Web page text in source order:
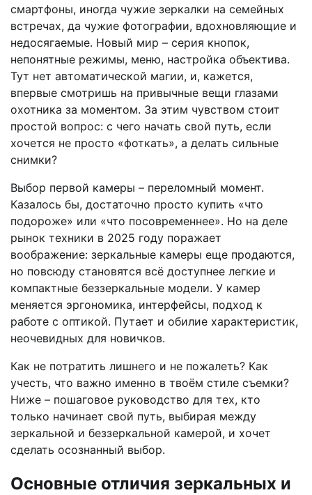
смартфоны, иногда чужие зеркалки на семейных
встречах, да чужие фотографии, вдохновляющие и
недосягаемые. Новый мир – серия кнопок,
непонятные режимы, меню, настройка объектива.
Тут нет автоматической магии, и, кажется,
впервые смотришь на привычные вещи глазами
охотника за моментом. За этим чувством стоит
простой вопрос: с чего начать свой путь, если
хочется не просто «фоткать», а делать сильные
снимки?
Выбор первой камеры – переломный момент.
Казалось бы, достаточно просто купить «что
подороже» или «что посовременнее». Но на деле
рынок техники в 2025 году поражает
воображение: зеркальные камеры еще продаются,
но повсюду становятся всё доступнее легкие и
компактные беззеркальные модели. У камер
меняется эргономика, интерфейсы, подход к
работе с оптикой. Путает и обилие характеристик,
неочевидных для новичков.
Как не потратить лишнего и не пожалеть? Как
учесть, что важно именно в твоём стиле съемки?
Ниже – пошаговое руководство для тех, кто
только начинает свой путь, выбирая между
зеркальной и беззеркальной камерой, и хочет
сделать осознанный выбор.
Основные отличия зеркальных и